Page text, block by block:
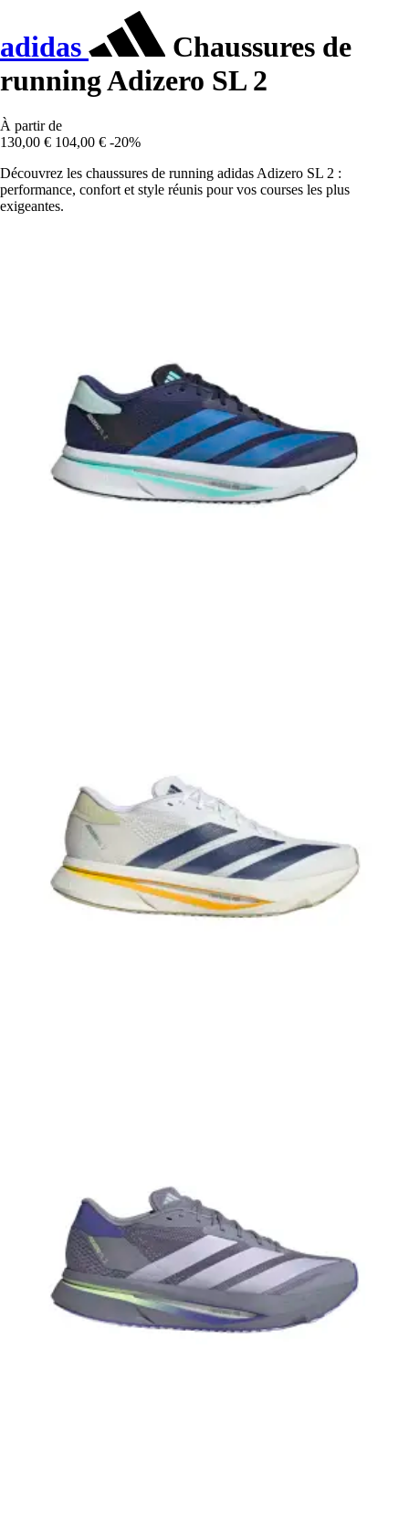
adidas
Chaussures de
running Adizero SL 2
À partir de
130,00 € 104,00 € -20%
Découvrez les chaussures de running adidas Adizero SL 2 :
performance, confort et style réunis pour vos courses les plus
exigeantes.